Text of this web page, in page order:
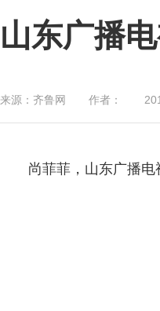
山东广播
来源： 齐鲁网 作者：
尚菲菲，山东广播